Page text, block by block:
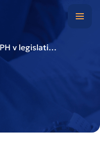
Změny v oblasti DPH v legislativě Slovenské republiky od 1.1.2021